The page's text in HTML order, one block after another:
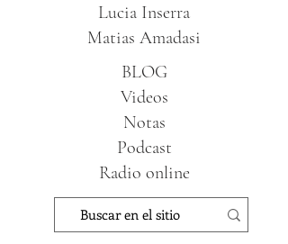
Lucia Inserra
Matias Amadasi
BLOG
Videos
Notas
Podcast
Radio online